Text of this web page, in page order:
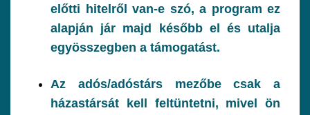
előtti hitelről van-e szó, a program ez
alapján jár majd később el és utalja
egyösszegben a támogatást.
Az adós/adóstárs mezőbe csak a
házastársát kell feltüntetni, mivel ön